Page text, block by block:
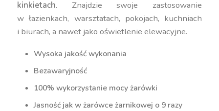
kinkietach. Znajdzie swoje zastosowanie
w łazienkach, warsztatach, pokojach, kuchniach
i biurach, a nawet jako oświetlenie elewacyjne.
Wysoka jakość wykonania
Bezawaryjność
100% wykorzystanie mocy żarówki
Jasność jak w żarówce żarnikowej o 9 razy